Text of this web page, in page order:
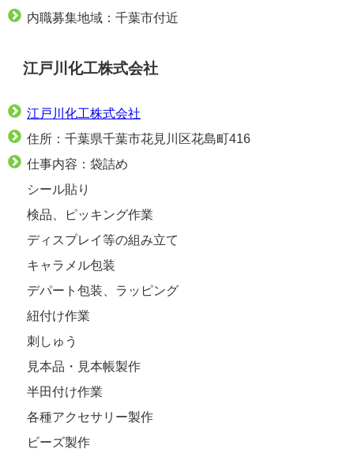
内職募集地域：千葉市付近
江戸川化工株式会社
江戸川化工株式会社
住所：千葉県千葉市花見川区花島町416
仕事内容：袋詰め
シール貼り
検品、ピッキング作業
ディスプレイ等の組み立て
キャラメル包装
デパート包装、ラッピング
紐付け作業
刺しゅう
見本品・見本帳製作
半田付け作業
各種アクセサリー製作
ビーズ製作